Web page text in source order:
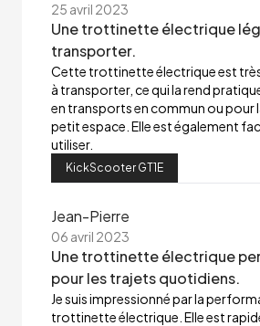
25 avril 2023
Une trottinette électrique
transporter.
Cette trottinette électrique est
à transporter, ce qui la rend
en transports en commun ou pour
petit espace. Elle est également
utiliser.
KickScooter GT1E
Jean-Pierre
06 avril 2023
Une trottinette électrique
pour les trajets quotidiens.
Je suis impressionné par la
trottinette électrique. Elle est